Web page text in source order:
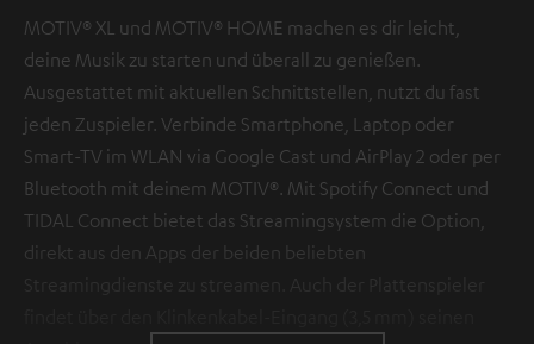
MOTIV® XL und MOTIV® HOME machen es dir leicht,
deine Musik zu starten und überall zu genießen.
Ausgestattet mit aktuellen Schnittstellen, nutzt du fast
jeden Zuspieler. Verbinde Smartphone, Laptop oder
Smart-TV im WLAN via Google Cast und AirPlay 2 oder per
Bluetooth mit deinem MOTIV®. Mit Spotify Connect und
TIDAL Connect bietet das Streamingsystem die Option,
direkt aus den Apps der beiden beliebten